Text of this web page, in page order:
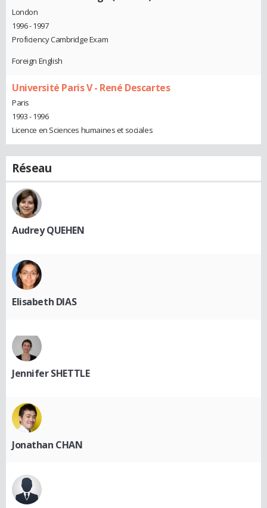
London
1996 - 1997
Proficiency Cambridge Exam
Foreign English
Université Paris V - René Descartes
Paris
1993 - 1996
Licence en Sciences humaines et sociales
Réseau
Audrey QUEHEN
Elisabeth DIAS
Jennifer SHETTLE
Jonathan CHAN